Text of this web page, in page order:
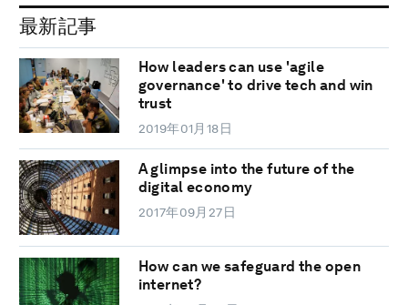
最新記事
How leaders can use 'agile
governance' to drive tech and win
trust
2019年01月18日
A glimpse into the future of the
digital economy
2017年09月27日
How can we safeguard the open
internet?